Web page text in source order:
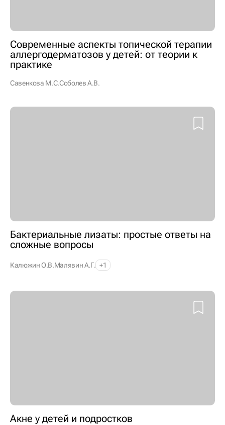
Современные аспекты топической терапии
аллергодерматозов у детей: от теории к
практике
Савенкова М.С.Соболев А.В.
Бактериальные лизаты: простые ответы на
сложные вопросы
Калюжин О.В.Малявин А.Г. +1
Акне у детей и подростков